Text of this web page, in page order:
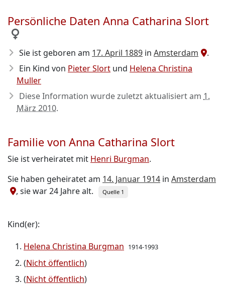
Persönliche Daten Anna Catharina Slort
Sie ist geboren am 17. April 1889 in Amsterdam
.
Ein Kind von Pieter Slort und Helena Christina
Muller
Diese Information wurde zuletzt aktualisiert am 1.
März 2010.
Familie von Anna Catharina Slort
Sie ist verheiratet mit Henri Burgman.
Sie haben geheiratet am 14. Januar 1914 in Amsterdam
, sie war 24 Jahre alt.
Quelle 1
Kind(er):
Helena Christina Burgman 1914-1993
(Nicht öffentlich)
(Nicht öffentlich)